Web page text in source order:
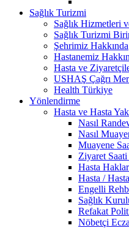
Sağlık Turizmi
Sağlık Hizmetleri
Sağlık Turizmi
Şehrimiz Hakkında
Hastanemiz
Hasta ve
USHAŞ Çağrı
Health Türkiye
Yönlendirme
Hasta ve Hasta
Nasıl
Nasıl
Muayene
Ziyaret
Hasta
Hasta /
Engelli
Sağlık
Refakat
Nöbetçi